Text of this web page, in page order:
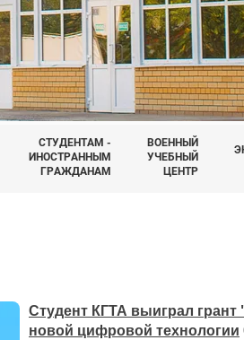
СТУДЕНТАМ -
ИНОСТРАННЫМ
ГРАЖДАНАМ
ВОЕННЫЙ
УЧЕБНЫЙ
ЦЕНТР
Студент КГТА выиграл грант
новой цифровой технологии